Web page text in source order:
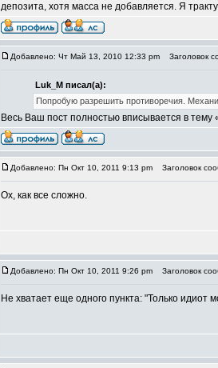
депозита, хотя масса не добавляется. Я
Добавлено: Чт Май 13, 2010 12:33 pm Заголовок
Luk_M писал(а):
Попробую разрешить противоречия.
Весь Ваш пост полностью вписывается в
Добавлено: Пн Окт 10, 2011 9:13 pm Заголовок
Ох, как все сложно.
Добавлено: Пн Окт 10, 2011 9:26 pm Заголовок
Не хватает еще одного пункта: "Только идиот